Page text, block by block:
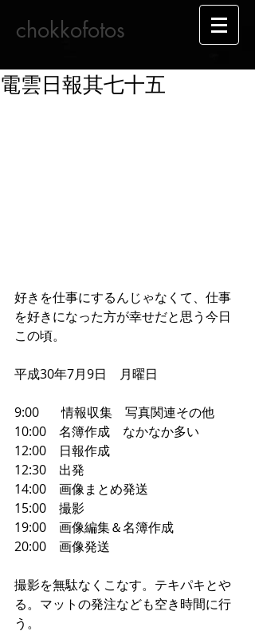
chokkofotos
電雲日報其七十五
好きを仕事にするんじゃなくて、仕事
を好きになった方が幸せだと思う今日
この頃。
平成30年7月9日　月曜日
9:00  　 情報収集　写真関連その他
10:00　名簿作成　なかなか多い
12:00　日報作成
12:30　出発
14:00　画像まとめ発送
15:00    撮影
19:00　画像編集＆名簿作成
20:00　画像発送
撮影を無駄なくこなす。テキパキとや
る。マットの発注なども空き時間に行
う。